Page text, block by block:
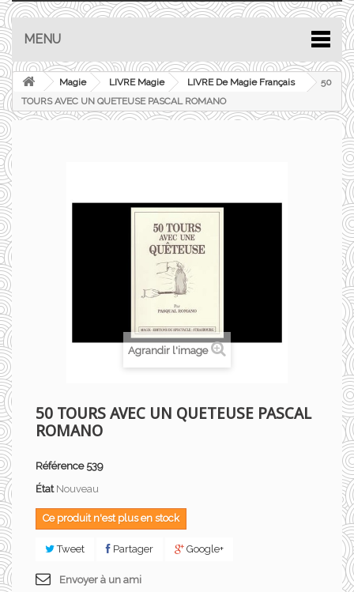
MENU
Magie LIVRE Magie LIVRE De Magie Français
50
TOURS AVEC UN QUETEUSE PASCAL ROMANO
Agrandir l'image
50 TOURS AVEC UN QUETEUSE PASCAL
ROMANO
Référence 539
État Nouveau
Ce produit n'est plus en stock
Tweet Partager Google+
Envoyer à un ami